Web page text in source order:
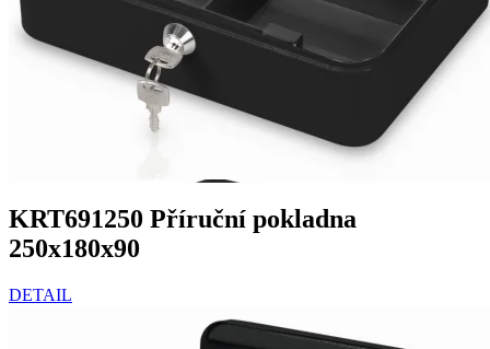
KRT691250 Příruční pokladna
250x180x90
DETAIL